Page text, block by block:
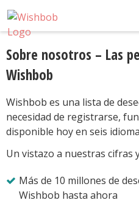
Sobre nosotros – Las
Wishbob
Wishbob es una lista de
necesidad de registrarse,
disponible hoy en seis
Un vistazo a nuestras cifras
Más de 10 millones de
Wishbob hasta ahora